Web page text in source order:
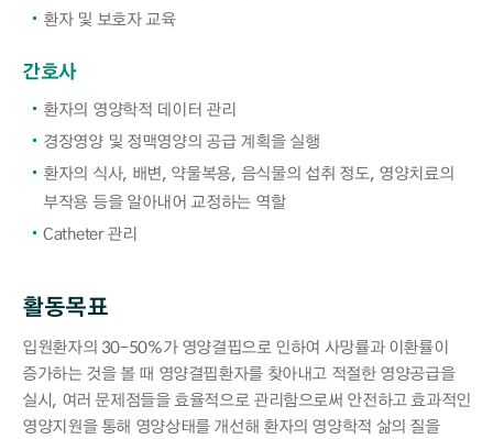
환자 및 보호자 교육
간호사
환자의 영양학적 데이터 관리
경장영양 및 정맥영양의 공급 계획을 실행
환자의 식사, 배변, 약물복용, 음식물의 섭취 정도, 영양치료의
부작용 등을 알아내어 교정하는 역할
Catheter 관리
활동목표
입원환자의 30-50%가 영양결핍으로 인하여 사망률과 이환률이
증가하는 것을 볼 때 영양결핍환자를 찾아내고 적절한 영양공급을
실시, 여러 문제점들을 효율적으로 관리함으로써 안전하고 효과적인
영양지원을 통해 영양상태를 개선해 환자의 영양학적 삶의 질을